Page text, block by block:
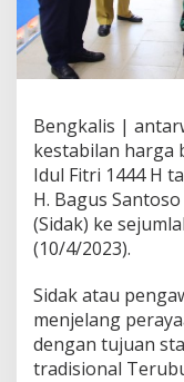
Bengkalis |
kestabilan harga
Idul Fitri 1444 H
H. Bagus
(Sidak) ke
(10/4/2023).
Sidak atau
menjelang
dengan tujuan
tradisional